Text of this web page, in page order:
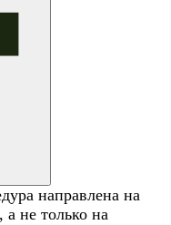
направлена на
не только на